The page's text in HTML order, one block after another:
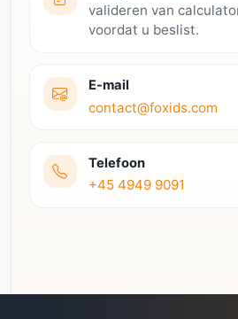
valideren van
voordat u beslist.
E-mail
contact@foxids.com
Telefoon
+45 4949 9091